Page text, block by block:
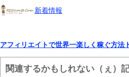
新着情報
アフィリエイトで世界一楽しく稼ぐ方法
関連するかもしれない（ぇ）